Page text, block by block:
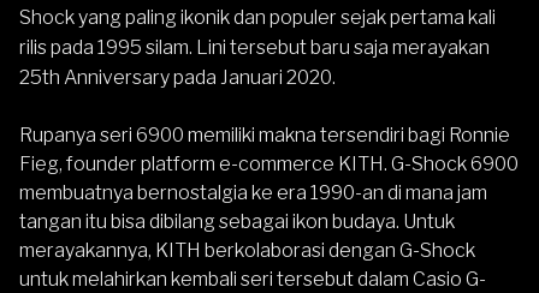
Shock yang paling ikonik dan populer sejak pertama kali
rilis pada 1995 silam. Lini tersebut baru saja merayakan
25th Anniversary pada Januari 2020.
Rupanya seri 6900 memiliki makna tersendiri bagi Ronnie
Fieg, founder platform e-commerce KITH. G-Shock 6900
membuatnya bernostalgia ke era 1990-an di mana jam
tangan itu bisa dibilang sebagai ikon budaya. Untuk
merayakannya, KITH berkolaborasi dengan G-Shock
untuk melahirkan kembali seri tersebut dalam Casio G-